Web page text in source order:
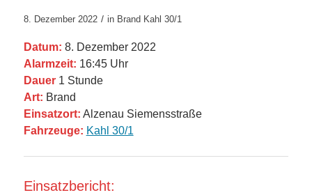
8. Dezember 2022 / in Brand Kahl 30/1
Datum: 8. Dezember 2022
Alarmzeit: 16:45 Uhr
Dauer1 Stunde
Art: Brand
Einsatzort: Alzenau Siemensstraße
Fahrzeuge: Kahl 30/1
Einsatzbericht: